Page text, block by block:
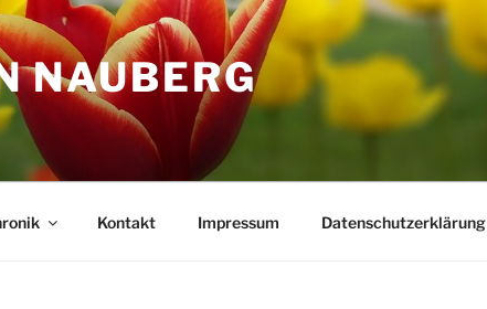
NAUBERG
Kontakt Impressum Datenschutzerklärung